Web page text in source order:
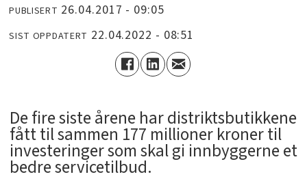
PUBLISERT 26.04.2017 - 09:05
SIST OPPDATERT 22.04.2022 - 08:51
De fire siste årene har distriktsbutikkene
fått til sammen 177 millioner kroner til
investeringer som skal gi innbyggerne et
bedre servicetilbud.